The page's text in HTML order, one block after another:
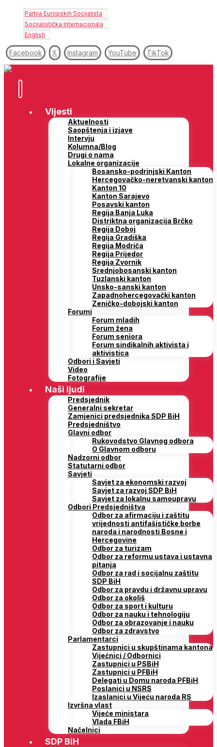
Partija Europskih Socijalista
Socijalistička Internacionala
English
Facebook X Instagram YouTube TikTok
Vijesti
Aktuelnosti
Saopštenja i izjave
Intervju
Kolumna/Blog
Drugi o nama
Lokalne organizacije
Bosansko-podrinjski Kanton
Hercegovačko-neretvanski kanton
Kanton 10
Kanton Sarajevo
Posavski kanton
Regija Banja Luka
Distriktna organizacija Brčko
Regija Doboj
Regija Gradiška
Regija Modriča
Regija Prijedor
Regija Zvornik
Srednjobosanski kanton
Tuzlanski kanton
Unsko-sanski kanton
Zapadnohercegovački kanton
Zeničko-dobojski kanton
Forumi
Forum mladih
Forum žena
Forum seniora
Forum sindikalnih aktivista i
aktivistica
Odbori i Savjeti
Video
Fotografije
Naši ljudi
Predsjednik
Generalni sekretar
Zamjenici predsjednika SDP BiH
Predsjedništvo
Glavni odbor
Rukovodstvo Glavnog odbora
O Glavnom odboru
Nadzorni odbor
Statutarni odbor
Savjeti
Savjet za ekonomski razvoj
Savjet za razvoj SDP BiH
Savjet za lokalnu samoupravu
Odbori Predsjedništva
Odbor za afirmaciju i zaštitu
vrijednosti antifašističke borbe
naroda i narodnosti Bosne i
Hercegovine
Odbor za turizam
Odbor za reformu ustava i ustavna
pitanja
Odbor za rad i socijalnu zaštitu
SDP BiH
Odbor za pravdu i državnu upravu
Odbor za okoliš
Odbor za sport i kulturu
Odbor za nauku i tehnologiju
Odbor za obrazovanje i nauku
Odbor za zdravstvo
Parlamentarci
Zastupnici u skupštinama kantona
Vijećnici / Odbornici
Zastupnici u PSBiH
Zastupnici u PFBiH
Delegati u Domu naroda PFBiH
Poslanici u NSRS
Izaslanici u Vijeću naroda RS
Izvršna vlast
Vijeće ministara
Vlada FBiH
Načelnici
SDP BiH